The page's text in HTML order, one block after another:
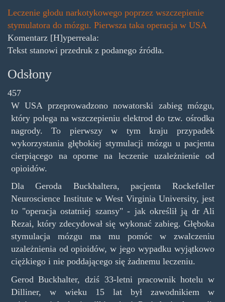
Leczenie głodu narkotykowego poprzez wszczepienie
stymulatora do mózgu. Pierwsza taka operacja w USA
Komentarz [H]yperreala:
Tekst stanowi przedruk z podanego źródła.
Odsłony
457
W USA przeprowadzono nowatorski zabieg mózgu,
który polega na wszczepieniu elektrod do tzw. ośrodka
nagrody. To pierwszy w tym kraju przypadek
wykorzystania głębokiej stymulacji mózgu u pacjenta
cierpiącego na oporne na leczenie uzależnienie od
opioidów.
Dla Geroda Buckhaltera, pacjenta Rockefeller
Neuroscience Institute w West Virginia University, jest
to "operacja ostatniej szansy" - jak określił ją dr Ali
Rezai, który zdecydował się wykonać zabieg. Głęboka
stymulacja mózgu ma mu pomóc w zwalczeniu
uzależnienia od opioidów, w jego wypadku wyjątkowo
ciężkiego i nie poddającego się żadnemu leczeniu.
Gerod Buckhalter, dziś 33-letni pracownik hotelu w
Dilliner, w wieku 15 lat był zawodnikiem w